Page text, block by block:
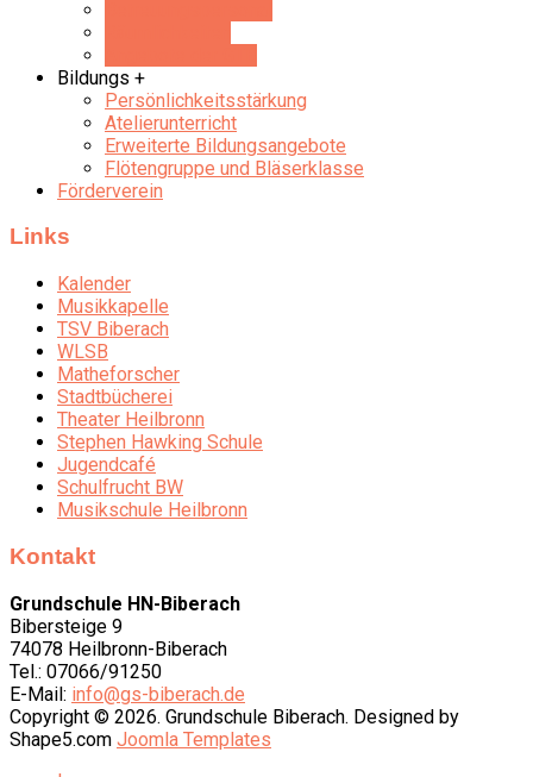
Bildungs +
Persönlichkeitsstärkung
Atelierunterricht
Erweiterte Bildungsangebote
Flötengruppe und Bläserklasse
Förderverein
Links
Kalender
Musikkapelle
TSV Biberach
WLSB
Matheforscher
Stadtbücherei
Theater Heilbronn
Stephen Hawking Schule
Jugendcafé
Schulfrucht BW
Musikschule Heilbronn
Kontakt
Grundschule HN-Biberach
Bibersteige 9
74078 Heilbronn-Biberach
Tel.: 07066/91250
E-Mail: info@gs-biberach.de
Copyright © 2026. Grundschule Biberach. Designed by
Shape5.com Joomla Templates